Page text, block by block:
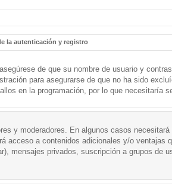
la autenticación y registro
de que su nombre de usuario y
para asegurarse de que no ha sido
en la programación, por lo que necesitaría
y moderadores. En algunos casos necesitará
acceso a contenidos adicionales y/o ventajas
mensajes privados, suscripción a grupos de